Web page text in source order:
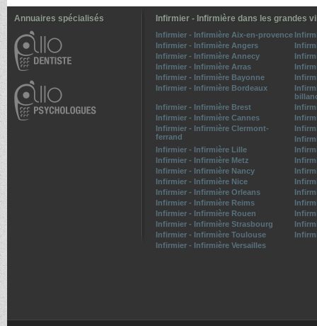
Annuaires spécialisés Infirmier - Infirmière dans les grandes
Infirmier - Infirmière Aix-en-provence
Infirmier - Infirmière Angers
Infirmier - Infirmière Annecy
Infirmier - Infirmière Arras
Infirmier - Infirmière Bayonne
Infirmier - Infirmière Bordeaux
Infirmier - Infirmière Brest
Infirmier - Infirmière Cannes
Infirmier - Infirmière Clermont-
ferrand
Infirmier - Infirmière Lille
Infirmier - Infirmière Metz
Infirmier - Infirmière Nancy
Infirmier - Infirmière Nice
Infirmier - Infirmière Orleans
Infirmier - Infirmière Reims
Infirmier - Infirmière Rouen
Infirmier - Infirmière Strasbourg
Infirmier - Infirmière Toulouse
Infirmier - Infirmière Versailles